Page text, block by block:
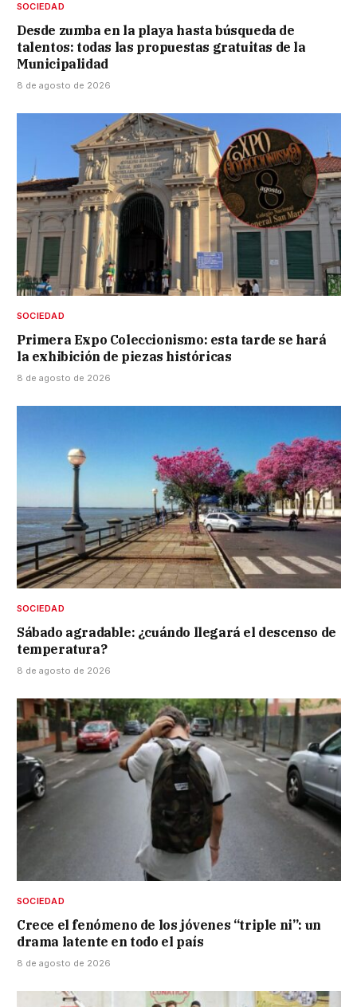
SOCIEDAD
Desde zumba en la playa hasta búsqueda de
talentos: todas las propuestas gratuitas de la
Municipalidad
8 de agosto de 2026
SOCIEDAD
Primera Expo Coleccionismo: esta tarde se hará
la exhibición de piezas históricas
8 de agosto de 2026
SOCIEDAD
Sábado agradable: ¿cuándo llegará el descenso de
temperatura?
8 de agosto de 2026
SOCIEDAD
Crece el fenómeno de los jóvenes “triple ni”: un
drama latente en todo el país
8 de agosto de 2026